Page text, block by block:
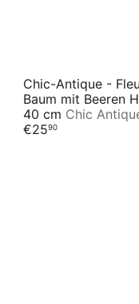
Chic-Antique -
Baum mit Beeren
40 cm Chic
€2590